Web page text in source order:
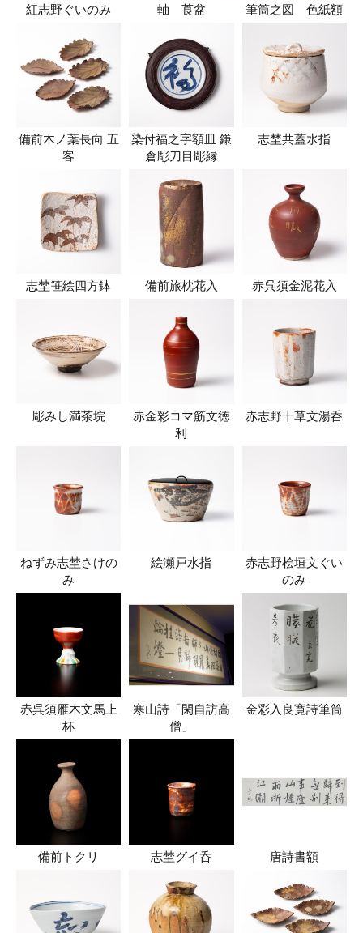
紅志野ぐいのみ 軸 莨盆 筆筒之図 色紙額
備前木ノ葉長向 五
客
染付福之字額皿 鎌
倉彫刀目彫縁
志埜共蓋水指
志埜笹絵四方鉢 備前旅枕花入 赤呉須金泥花入
彫みし満茶垸
赤金彩コマ筋文徳
利
赤志野十草文湯呑
ねずみ志埜さけの
み
絵瀬戸水指
赤志野桧垣文ぐい
のみ
赤呉須雁木文馬上
杯
寒山詩「閑自訪高
僧」
金彩入良寛詩筆筒
備前トクリ 志埜グイ呑 唐詩書額